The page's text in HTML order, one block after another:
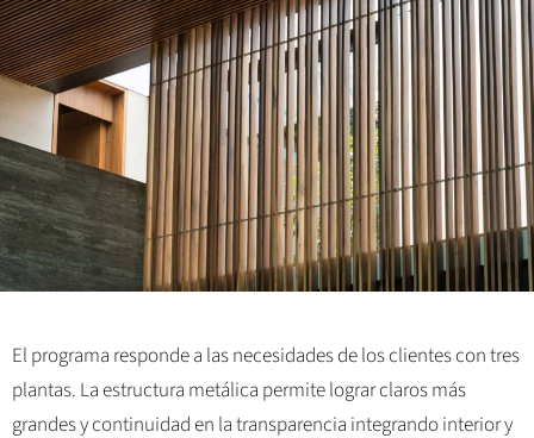
El programa responde a las necesidades de los clientes con tres
plantas. La estructura metálica permite lograr claros más
grandes y continuidad en la transparencia integrando interior y